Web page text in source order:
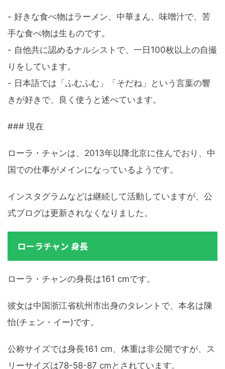
- 好きな食べ物はラーメン、中華まん、味噌汁で、苦
手な食べ物は生ものです。
- 自他共に認めるナルシストで、一日100枚以上の自撮
りをしています。
- 日本語では「ふむふむ」「そだね」という言葉の響
きが好きで、良く使うと述べています。
### 現在
ローラ・チャンは、2013年以降北京に住んでおり、中
国での仕事がメインになっているようです。
インスタグラムなどは継続して活動していますが、公
式ブログは更新されなくなりました。
ローラチャン 身長
ローラ・チャンの身長は161 cmです。
彼女は中国浙江省杭州市出身のタレントで、本名は陳
怡(チェン・イー)です。
公称サイズでは身長161 cm、体重は非公開ですが、ス
リーサイズは78-58-87 cmとされています。